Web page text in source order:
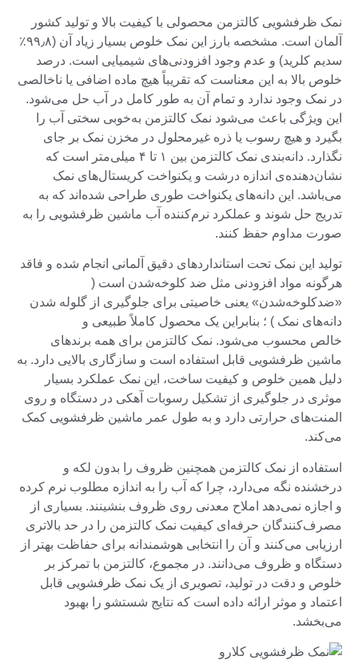
نمک ظرفشویی کالتزمن محصولی با کیفیت بالا و تولید کشور
آلمان است. مشخصه بارز این نمک خلوص بسیار زیاد آن (۹۹٫۸٪
سدیم کلرید) و عدم وجود افزودنی‌های شیمیایی است. درصد
خلوص بالا به این معناست که تقریباً هیچ ماده اضافی یا ناخالصی
در نمک وجود ندارد و تمام آن به طور کامل در آب حل می‌شود.
این ویژگی باعث می‌شود نمک کالتزمن به‌خوبی سختی آب را
بگیرد و هیچ رسوب یا ذره غیرمحلول در مخزن نمک بر جای
نگذارد. دانه‌بندی نمک کالتزمن بین ۱ تا ۴ میلی‌متر است که
نشان‌دهنده‌ی اندازه درشت و یکنواخت کریستال‌های نمک
می‌باشد. این دانه‌های یکنواخت طوری طراحی شده‌اند که به
تدریج حل شوند و عملکرد نرم‌کننده آب ماشین ظرفشویی را به
صورت مداوم حفظ کنند.
تولید این نمک تحت استانداردهای دقیق آلمانی انجام شده و فاقد
هرگونه مواد افزودنی مثل ضد کلوخه‌شدن است (
«ضدکلوخه‌شدن» یعنی خاصیتی برای جلوگیری از گلوله شدن
دانه‌های نمک ) ؛ بنابراین یک محصول کاملاً طبیعی و
خالص محسوب می‌شود. نمک کالتزمن برای همه برندهای
ماشین ظرفشویی قابل استفاده است و سازگاری بالایی دارد. به
دلیل همین خلوص و کیفیت ساخت، این نمک عملکرد بسیار
موثری در جلوگیری از تشکیل رسوبات آهکی در دستگاه و روی
المنت‌های حرارتی دارد و به طول عمر ماشین ظرفشویی کمک
می‌کند.
استفاده از نمک کالتزمن همچنین ظروف را بدون لکه و
درخشنده نگه می‌دارد، چرا که آب را به اندازه مطلوب نرم کرده
و اجازه نمی‌دهد املاح معدنی روی ظروف بنشینند. بسیاری از
مصرف‌کنندگان حرفه‌ای کیفیت نمک کالتزمن را در حد بالاتری
ارزیابی می‌کنند و آن را انتخابی هوشمندانه برای حفاظت بهتر از
دستگاه و ظروف می‌دانند. در مجموع، کالتزمن با تمرکز بر
خلوص و دقت در تولید، تصویری از یک نمک ظرفشویی قابل
اعتماد و موثر ارائه داده است که نتایج شستشو را بهبود
می‌بخشد.